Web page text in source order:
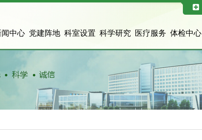
闻中心 党建阵地 科室设置 科学研究 医疗服务 体检中心